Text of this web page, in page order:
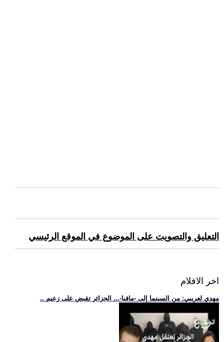
التعليق والتصويت على الموضوع في الموقع الرئيسي
اخر الافلام
.. مهدي لعريبي: من السينما إلى -مافيا-... الجزائر تقبض على زعيم